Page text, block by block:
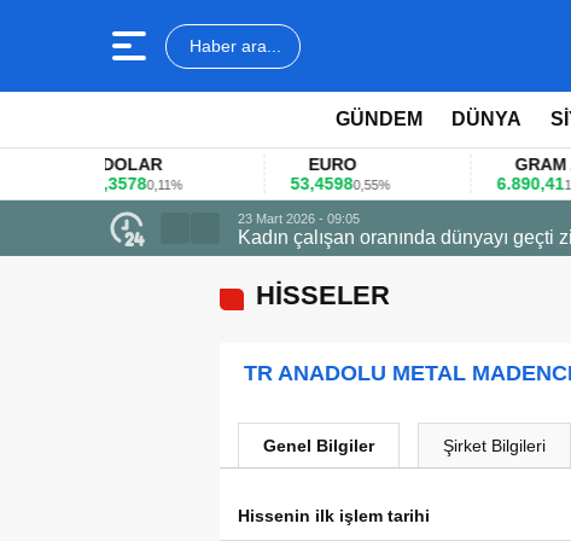
Haber ara...
GÜNDEM DÜNYA
DOLAR
0,11%
EURO
53,45980,55%
GRAM
6.890,411,09%
23 Mart 2026 - 09:05
Kadın çalışan oranında dünyayı geçti
HİSSELER
TR ANADOLU METAL
Genel Bilgiler Şirket Bilgileri
Hissenin ilk işlem tarihi